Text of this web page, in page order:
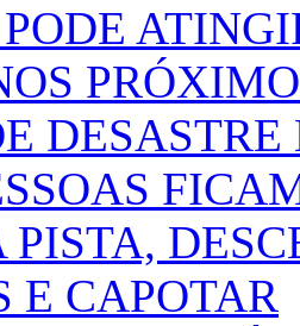
PISTA,
E CAPOTAR